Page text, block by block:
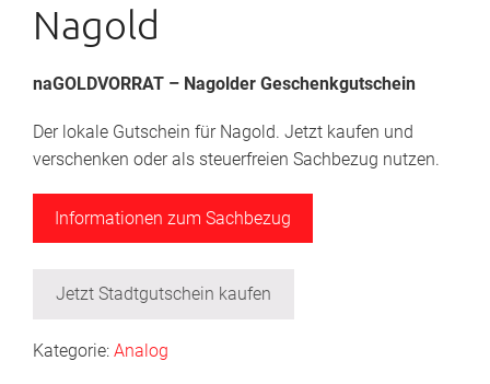
Nagold
naGOLDVORRAT – Nagolder Geschenkgutschein
Der lokale Gutschein für Nagold. Jetzt kaufen und
verschenken oder als steuerfreien Sachbezug nutzen.
Informationen zum Sachbezug
Jetzt Stadtgutschein kaufen
Kategorie: Analog